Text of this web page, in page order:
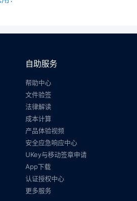
自助服务
帮助中心
文件验签
法律解读
成本计算
产品体验视频
安全应急响应中心
UKey与移动签章申请
App下载
认证授权中心
更多服务